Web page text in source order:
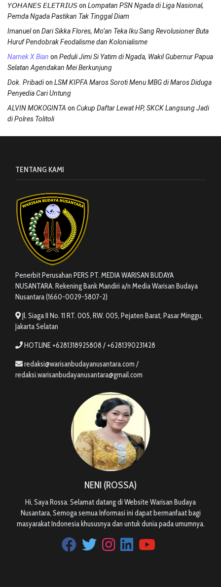
𝘠𝘖𝘏𝘈𝘕𝘌𝘚 𝘌𝘓𝘌𝘛𝘙𝘐𝘜𝘚on Lompatan PSN Ngada di Liga Nasional,
Pemda Ngada Pastikan Tak Tinggal Diam
Imanuelon Dari Sikka Flores, Mo’an Teka Iku Sang Revolusioner Buta
Huruf Pendobrak Feodalisme dan Kolonialisme
Namek X Bian on Peduli Jimi Si Yatim di Ngada, Wakil Gubernur Papua
Selatan Agendakan Mei Berkunjung
Dok. Pribadion LSM KIPFA Maros Soroti Menu MBG di Maros Diduga
Penyedia Cari Untung
ALVIN MOKOGINTA on Cukup Daftar Lewat HP, SKCK Langsung Jadi
di Polres Tolitoli
TENTANG KAMI
Penerbit Perusahan PERS PT. MEDIA WARISAN BUDAYA
NUSANTARA. Rekening Bank Mandiri a/n Media Warisan Budaya
Nusantara (1660-0029-5807-2)
Jl. Siaga II No. 11 RT. 005, RW. 005, Pejaten Barat, Pasar Minggu,
Jakarta Selatan
HOTLINE +6281318925808 / +6281390231428
redaksi@warisanbudayanusantara.com /
redaksi.warisanbudayanusantara@gmail.com
NENI (ROSSA)
Hi, Saya Rossa. Selamat datang di Website Warisan Budaya
Nusantara, Semoga semua Informasi ini dapat bermanfaat bagi
masyarakat Indonesia khususnya dan untuk dunia pada umumnya.